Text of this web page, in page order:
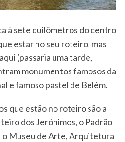
à sete quilômetros do centro
estar no seu roteiro, mas
(passaria uma tarde,
monumentos famosos da
e famoso pastel de Belém.
que estão no roteiro são a
dos Jerónimos, o Padrão
o Museu de Arte, Arquitetura